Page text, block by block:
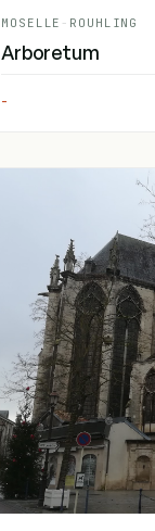
MOSELLE - ROUHLING
Arboretum
-